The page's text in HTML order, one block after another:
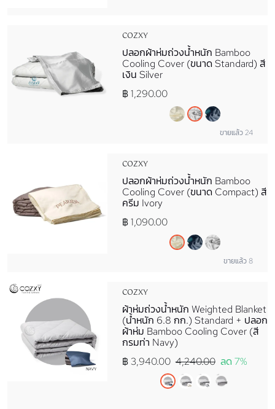
COZXY
ปลอกผ้าห่มถ่วงน้ำหนัก Bamboo
Cooling Cover (ขนาด Standard) สี
เงิน Silver
฿ 1,290.00
ขายแล้ว 24
COZXY
ปลอกผ้าห่มถ่วงน้ำหนัก Bamboo
Cooling Cover (ขนาด Compact) สี
ครีม Ivory
฿ 1,090.00
ขายแล้ว 8
COZXY
ผ้าห่มถ่วงน้ำหนัก Weighted Blanket
(น้ำหนัก 6.8 กก.) Standard + ปลอก
ผ้าห่ม Bamboo Cooling Cover (สี
กรมท่า Navy)
฿ 3,940.00 4,240.00 ลด 7%